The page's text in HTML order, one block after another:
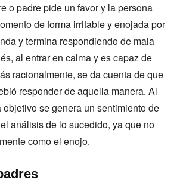
o padre pide un favor y la persona
de forma irritable y enojada por
y termina respondiendo de mala
al entrar en calma y es capaz de
racionalmente, se da cuenta de que
responder de aquella manera. Al
se genera un sentimiento de
análisis de lo sucedido, ya que no
como el enojo.